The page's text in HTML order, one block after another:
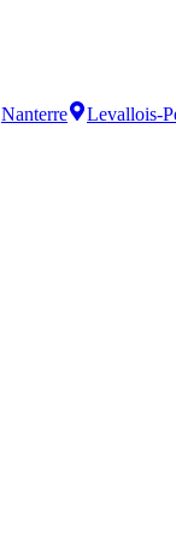
Nanterre Levallois-